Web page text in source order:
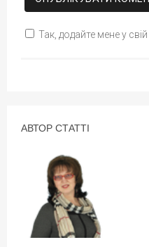
Так, додайте мене у
АВТОР СТАТТІ